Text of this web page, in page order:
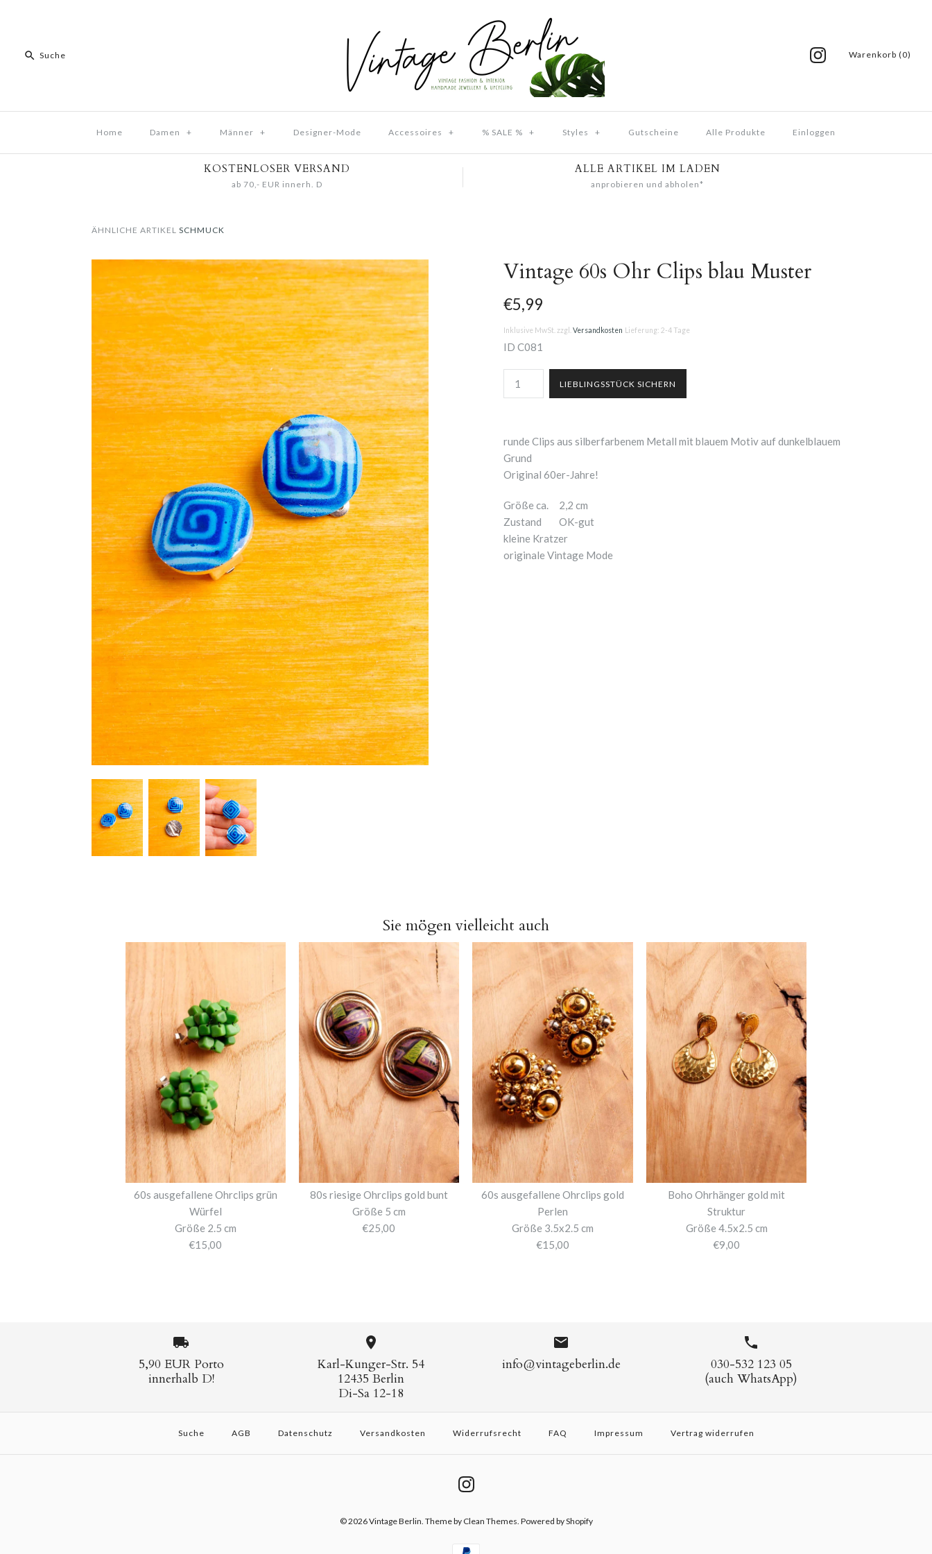
Warenkorb (0)
Home Damen + Männer + Designer-Mode Accessoires + % SALE % + Styles + Gutscheine Alle Produkte Einloggen
KOSTENLOSER VERSAND
ab 70,- EUR innerh. D
ALLE ARTIKEL IM LADEN
anprobieren und abholen*
ÄHNLICHE ARTIKEL SCHMUCK
Vintage 60s Ohr Clips blau Muster
€5,99
Inklusive MwSt. zzgl. Versandkosten Lieferung: 2-4 Tage
ID C081
runde Clips aus silberfarbenem Metall mit blauem Motiv auf dunkelblauem
Grund
Original 60er-Jahre!
Größe ca.
Zustand
2,2 cm
OK-gut
kleine Kratzer
originale Vintage Mode
Sie mögen vielleicht auch
60s ausgefallene Ohrclips grün
Würfel
Größe 2.5 cm
€15,00
80s riesige Ohrclips gold bunt
Größe 5 cm
€25,00
60s ausgefallene Ohrclips gold
Perlen
Größe 3.5x2.5 cm
€15,00
Boho Ohrhänger gold mit
Struktur
Größe 4.5x2.5 cm
€9,00
5,90 EUR Porto
innerhalb D!
Karl-Kunger-Str. 54
12435 Berlin
Di-Sa 12-18
info@vintageberlin.de
030-532 123 05
(auch WhatsApp)
Suche AGB Datenschutz Versandkosten Widerrufsrecht FAQ Impressum Vertrag widerrufen
© 2026Vintage Berlin. Theme by Clean Themes. Powered by Shopify